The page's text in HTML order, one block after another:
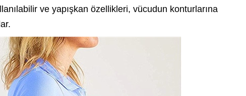
ve yapışkan özellikleri, vücudun konturlarına